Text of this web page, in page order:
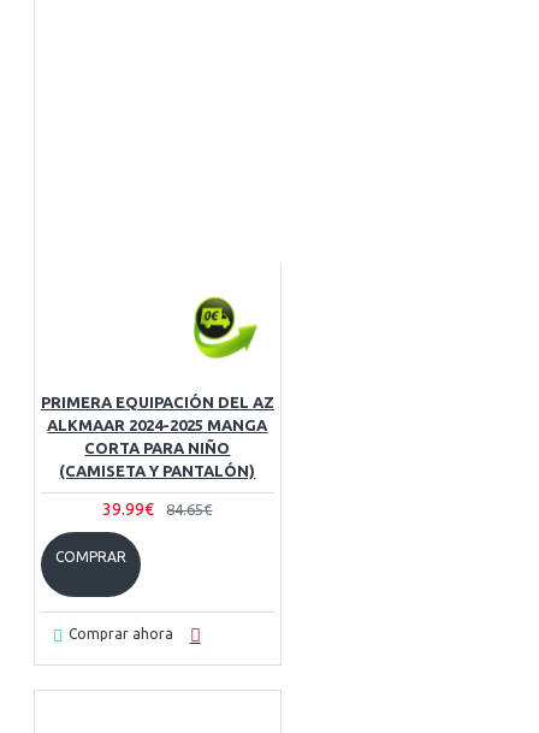
PRIMERA EQUIPACIÓN DEL AZ
ALKMAAR 2024-2025 MANGA
CORTA PARA NIÑO
(CAMISETA Y PANTALÓN)
39.99€ 84.65€
COMPRAR
Comprar ahora